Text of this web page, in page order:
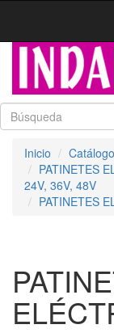
Inicio
Catálogo
PATINETES
24V, 36V, 48V
PATINETES